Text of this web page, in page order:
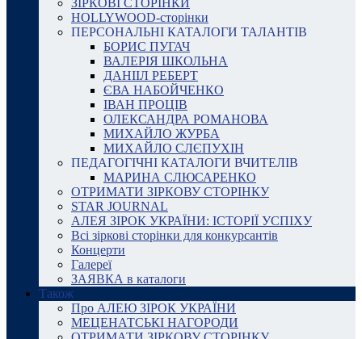
ЗІРКОВІ СТОРІНКИ
HOLLYWOOD-сторінки
ПЕРСОНАЛЬНІ КАТАЛОГИ ТАЛАНТІВ
БОРИС ПУГАЧ
ВАЛЕРІЯ ШКОЛЬНА
ДАНІІЛ РЕБЕРТ
ЄВА НАБОЙЧЕНКО
ІВАН ПРОЦІВ
ОЛЕКСАНДРА РОМАНОВА
МИХАЙЛО ЖУРБА
МИХАЙЛО СЛЄПУХІН
ПЕДАГОГІЧНІ КАТАЛОГИ ВЧИТЕЛІВ
МАРИНА СЛЮСАРЕНКО
ОТРИМАТИ ЗІРКОВУ СТОРІНКУ
STAR JOURNAL
АЛЕЯ ЗІРОК УКРАЇНИ: ІСТОРІЇ УСПІХУ
Всі зіркові сторінки для конкурсантів
Концерти
Галереї
ЗАЯВКА в каталоги
Також
Про АЛЕЮ ЗІРОК УКРАЇНИ
МЕЦЕНАТСЬКІ НАГОРОДИ